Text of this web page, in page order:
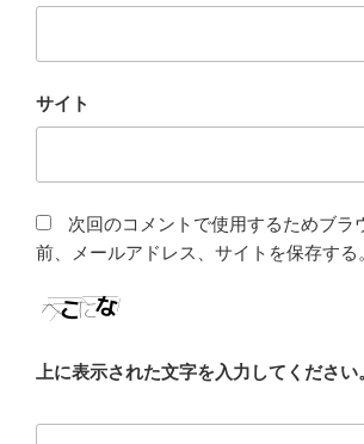
サイト
次回のコメントで使用するためブラ
前、メールアドレス、サイトを保存する
上に表示された文字を入力してください